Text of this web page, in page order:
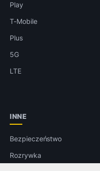
Play
T-Mobile
Plus
5G
LTE
INNE
Bezpieczeństwo
Rozrywka